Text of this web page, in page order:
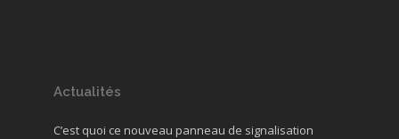
Actualités
C’est quoi ce nouveau panneau de signalisation